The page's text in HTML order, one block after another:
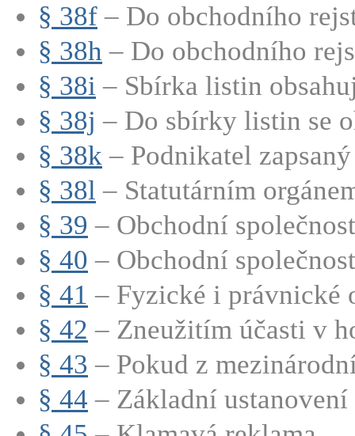
§ 38f – Do obchodního
§ 38h – Do obchodního
§ 38i – Sbírka listin
§ 38j – Do sbírky listin se
§ 38k – Podnikatel
§ 38l – Statutárním
§ 39 – Obchodní
§ 40 – Obchodní
§ 41 – Fyzické i právnické
§ 42 – Zneužitím účasti v
§ 43 – Pokud z
§ 44 – Základní ustanovení